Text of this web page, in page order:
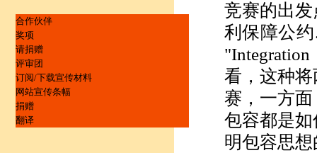
合作伙伴
奖项
请捐赠
评审团
订阅/下载宣传材料
网站宣传条幅
捐赠
翻译
竞赛的出
利保障公约
看，这种
赛，一方
包容都是
明包容思